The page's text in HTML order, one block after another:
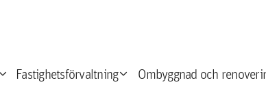
Fastighetsförvaltningexpand_more Ombyggnad och